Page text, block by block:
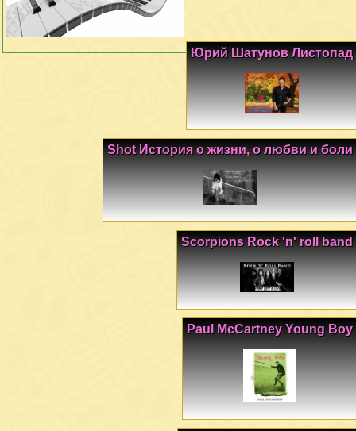
Юрий Шатунов Листопад
Shot История о жизни, о любви и боли
Scorpions Rock 'n' roll band
Paul McCartney Young Boy